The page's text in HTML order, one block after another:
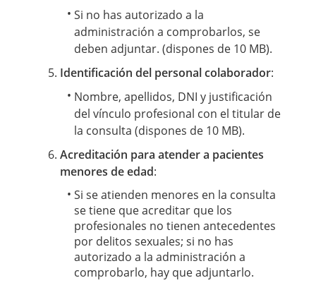
Si no has autorizado a la
administración a comprobarlos, se
deben adjuntar. (dispones de 10 MB).
Identificación del personal colaborador:
Nombre, apellidos, DNI y justificación
del vínculo profesional con el titular de
la consulta (dispones de 10 MB).
Acreditación para atender a pacientes
menores de edad:
Si se atienden menores en la consulta
se tiene que acreditar que los
profesionales no tienen antecedentes
por delitos sexuales; si no has
autorizado a la administración a
comprobarlo, hay que adjuntarlo.